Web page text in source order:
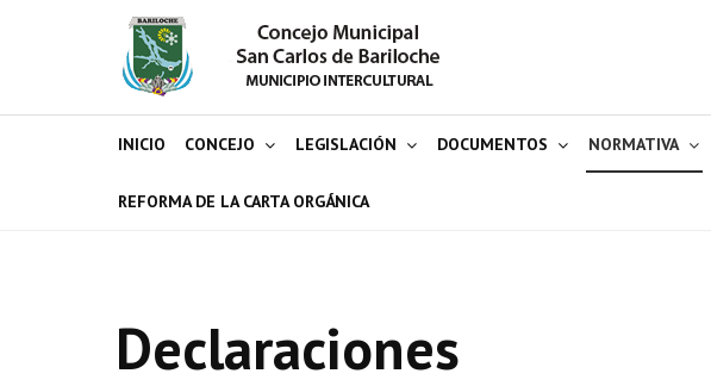
INICIO CONCEJO LEGISLACIÓN DOCUMENTOS NORMATIVA
REFORMA DE LA CARTA ORGÁNICA
Declaraciones